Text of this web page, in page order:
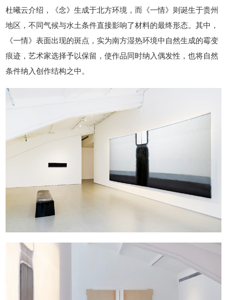
杜曦云介绍，《念》生成于北方环境，而《一情》则诞生于贵州
地区，不同气候与水土条件直接影响了材料的最终形态。其中，
《一情》表面出现的斑点，实为南方湿热环境中自然生成的霉变
痕迹，艺术家选择予以保留，使作品同时纳入偶发性，也将自然
条件纳入创作结构之中。